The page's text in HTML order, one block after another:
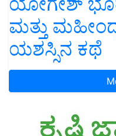
ಮತ್ತು
ಯಶಸ್ಸಿನ ಕಥೆ